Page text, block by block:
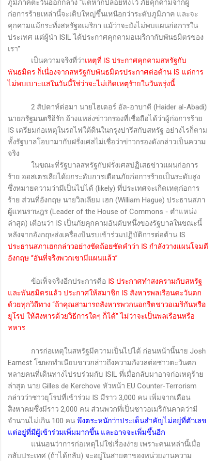
ภูมิภาคตะวันออกกลาง “แต่หากปล่อยทิ้งไว้ ภัยคุกคามจากผู้
ก่อการร้ายเหล่านี้จะเติบใหญ่ขึ้นเหนือกว่าระดับภูมิภาค และจะ
คุกคามแม้กระทั่งสหรัฐอเมริกา แม้ว่าจะยังไม่พบแผนก่อการใน
ประเทศ แต่ผู้นำ ISIL ได้ประกาศคุกคามอเมริกากับพันธมิตรของ
เรา”
เป็นความจริงที่ว่าเหตุที่ IS ประกาศคุกคามสหรัฐกับ
พันธมิตร ก็เนื่องจากสหรัฐกับพันธมิตรประกาศต่อต้าน IS แต่การ
ไม่พบเบาะแสในวันนี้ใช่ว่าจะไม่เกิดเหตุร้ายในวันพรุ่งนี้
2 สัปดาห์ต่อมา นายไฮเดอร์ อัล-อาบาดี (Haider al-Abadi)
นายกรัฐมนตรีอิรัก อ้างแหล่งข่าวกรองที่เชื่อถือได้ว่าผู้ก่อการร้าย
IS เตรียมก่อเหตุในรถไฟใต้ดินในกรุงปารีสกับสหรัฐ อย่างไรก็ตาม
ทั้งรัฐบาลโอบามากับฝรั่งเศสไม่เชื่อว่าข่าวกรองดังกล่าวเป็นความ
จริง
ในขณะที่รัฐบาลสหรัฐกับฝรั่งเศสปฏิเสธข่าวแผนก่อการ
ร้าย ออสเตรเลียได้ยกระดับการเตือนภัยก่อการร้ายเป็นระดับสูง
ซึ่งหมายความว่ามีเป็นไปได้ (likely) ที่ประเทศจะเกิดเหตุก่อการ
ร้าย ส่วนที่อังกฤษ นายวิลเลียม เฮก (William Hague) ประธานสภา
ผู้แทนราษฎร (Leader of the House of Commons - ตำแหน่ง
ล่าสุด) เตือนว่า IS เป็นภัยคุกคามอันดับหนึ่งของรัฐบาลในขณะนี้
หลังจากอังกฤษส่งเครื่องบินรบเข้าร่วมปฏิบัติการต่อต้าน IS
ประธานสภาเฮกกล่าวอย่างชัดถ้อยชัดคำว่า IS กำลังวางแผนโจมตี
อังกฤษ “อันที่จริงพวกเขามีแผนแล้ว”
ข้อเท็จจริงอีกประการคือ IS ประกาศทำสงครามกับสหรัฐ
และพันธมิตรแล้ว ประกาศให้สมาชิก IS สังหารพลเรือนตะวันตก
ด้วยทุกวิถีทาง “ถ้าคุณสามารถสังหารพวกนอกรีตชาวอเมริกันหรือ
ยุโรป ให้สังหารด้วยวิธีการใดๆ ก็ได้” ไม่ว่าจะเป็นพลเรือนหรือ
ทหาร
การก่อเหตุในสหรัฐมีความเป็นไปได้ ก่อนหน้านี้นาย Josh
Earnest โฆษกทำเนียบขาวกล่าวถึงความกังวลต่อชาวตะวันตก
หลายคนที่เดินทางไปรบร่วมกับ ISIL ที่เมื่อกลับมาอาจก่อเหตุร้าย
ล่าสุด นาย Gilles de Kerchove หัวหน้า EU Counter-Terrorism
กล่าวว่าชาวยุโรปที่เข้าร่วม IS มีราว 3,000 คน เพิ่มจากเดือน
สิงหาคมซึ่งมีราว 2,000 คน ส่วนพวกที่เป็นชาวอเมริกันคาดว่ามี
จำนวนไม่เกิน 100 คน พึงตระหนักว่าประเด็นสำคัญไม่อยู่ที่ตัวเลข
แต่อยู่ที่มีผู้เข้าร่วมเพิ่มมากขึ้น และอาจจะเพิ่มขึ้นอีก
แน่นอนว่าการก่อเหตุไม่ใช่เรื่องง่าย เพราะคนเหล่านี้เมื่อ
กลับประเทศ (ถ้าได้กลับ) จะอยู่ในสายตาของหน่วยงานความ